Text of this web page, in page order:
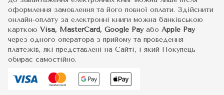
оформлення замовлення та його повної оплати. Здійснити
онлайн-оплату за електронні книги можна банківською
карткою Visa, MasterCard, Google Pay або Apple Pay
через одного оператора з прийому та проведення
платежів, які представлені на Сайті, і який Покупець
обирає самостійно.